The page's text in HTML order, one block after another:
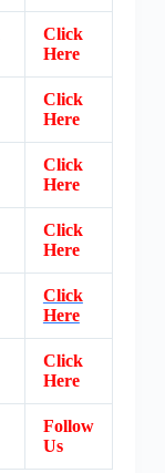
Click
Here
Click
Here
Click
Here
Click
Here
Click
Here
Click
Here
Follow
Us